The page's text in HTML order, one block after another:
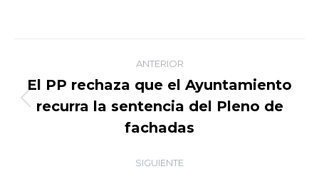
Navegación
entre
publicaciones
ANTERIOR
Publicación
anterior:
El PP rechaza que el Ayuntamiento
recurra la sentencia del Pleno de
fachadas
SIGUIENTE